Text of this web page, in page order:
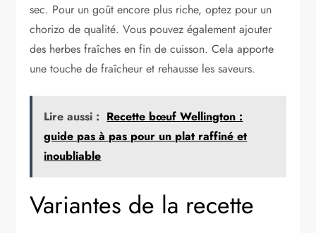
sec. Pour un goût encore plus riche, optez pour un
chorizo de qualité. Vous pouvez également ajouter
des herbes fraîches en fin de cuisson. Cela apporte
une touche de fraîcheur et rehausse les saveurs.
Lire aussi : Recette bœuf Wellington :
guide pas à pas pour un plat raffiné et
inoubliable
Variantes de la recette